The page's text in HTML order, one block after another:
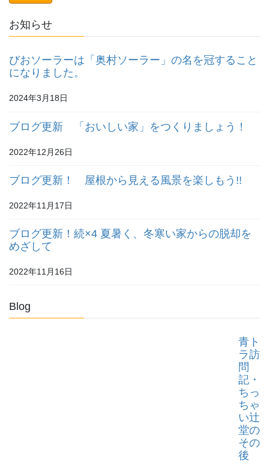
お知らせ
びおソーラーは「奥村ソーラー」の名を冠すること
になりました。
2024年3月18日
ブログ更新 「おいしい家」をつくりましょう！
2022年12月26日
ブログ更新！ 屋根から見える風景を楽しもう!!
2022年11月17日
ブログ更新！続×4 夏暑く、冬寒い家からの脱却を
めざして
2022年11月16日
Blog
青ト
ラ訪
問
記・
ちっ
ちゃ
い辻
堂の
その
後